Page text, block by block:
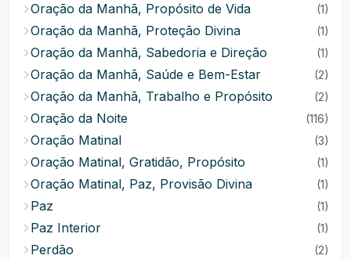
Oração da Manhã, Propósito de Vida (1)
Oração da Manhã, Proteção Divina (1)
Oração da Manhã, Sabedoria e Direção (1)
Oração da Manhã, Saúde e Bem-Estar (2)
Oração da Manhã, Trabalho e Propósito (2)
Oração da Noite (116)
Oração Matinal (3)
Oração Matinal, Gratidão, Propósito (1)
Oração Matinal, Paz, Provisão Divina (1)
Paz (1)
Paz Interior (1)
Perdão (2)